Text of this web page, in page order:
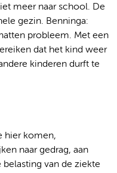
meer naar school. De
gezin. Benninga:
probleem. Met een
dat het kind weer
kinderen durft te
hier komen,
naar gedrag, aan
van de ziekte